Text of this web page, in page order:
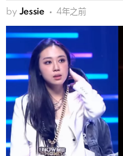
by Jessie 4年之前